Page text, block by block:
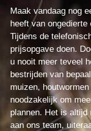
Maak vandaag nog
heeft van
Tijdens de
prijsopgave doen.
u nooit meer teveel
bestrijden van
muizen,
noodzakelijk om
plannen. Het is
aan ons team,